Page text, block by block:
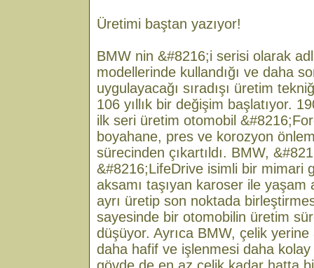
Üretimi baştan yazıyor!
BMW nin &#8216;i serisi olarak
modellerinde kullandığı ve daha
uygulayacağı sıradışı üretim
106 yıllık bir değişim başlatıyor.
ilk seri üretim otomobil
boyahane, pres ve korozyon
sürecinden çıkartıldı. BMW,
&#8216;LifeDrive isimli bir mimari
aksamı taşıyan karoser ile yaşam
ayrı üretip son noktada
sayesinde bir otomobilin üretim
düşüyor. Ayrıca BMW, çelik
daha hafif ve işlenmesi daha